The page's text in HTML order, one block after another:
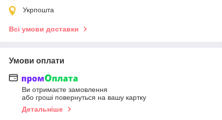
Укрпошта
Всі умови доставки
Умови оплати
Ви отримаєте замовлення
або гроші повернуться на вашу картку
Детальніше